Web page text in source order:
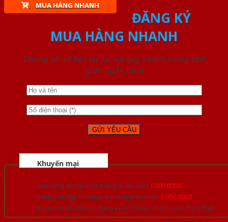
MUA HÀNG NHANH
ĐĂNG KÝ
MUA HÀNG NHANH
Chúng tôi sẽ liên lạc lại với quý khách trong thời
gian ngắn nhất
Khuyến mại
Quà tặng đồ nội thất trang trí lên đến 1.000.000đ
Giảm trực tiếp khi mua đơn hàng lớn hơn 3.000.000đ
Nhiều ưu đãi lớn khi đăng ký tài khoản thành viên thân thiết